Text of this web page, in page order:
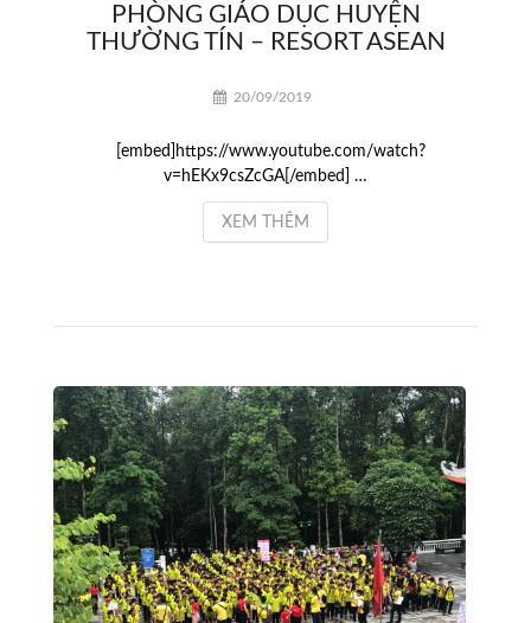
PHÒNG GIÁO DỤC HUYỆN
THƯỜNG TÍN – RESORT ASEAN
20/09/2019
[embed]https://www.youtube.com/watch?
v=hEKx9csZcGA[/embed] …
XEM THÊM